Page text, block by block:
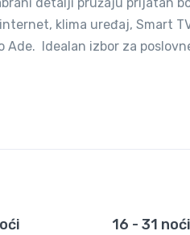
detalji pružaju prijatan
klima uređaj, Smart
Ade. Idealan izbor za
16 - 31 noći